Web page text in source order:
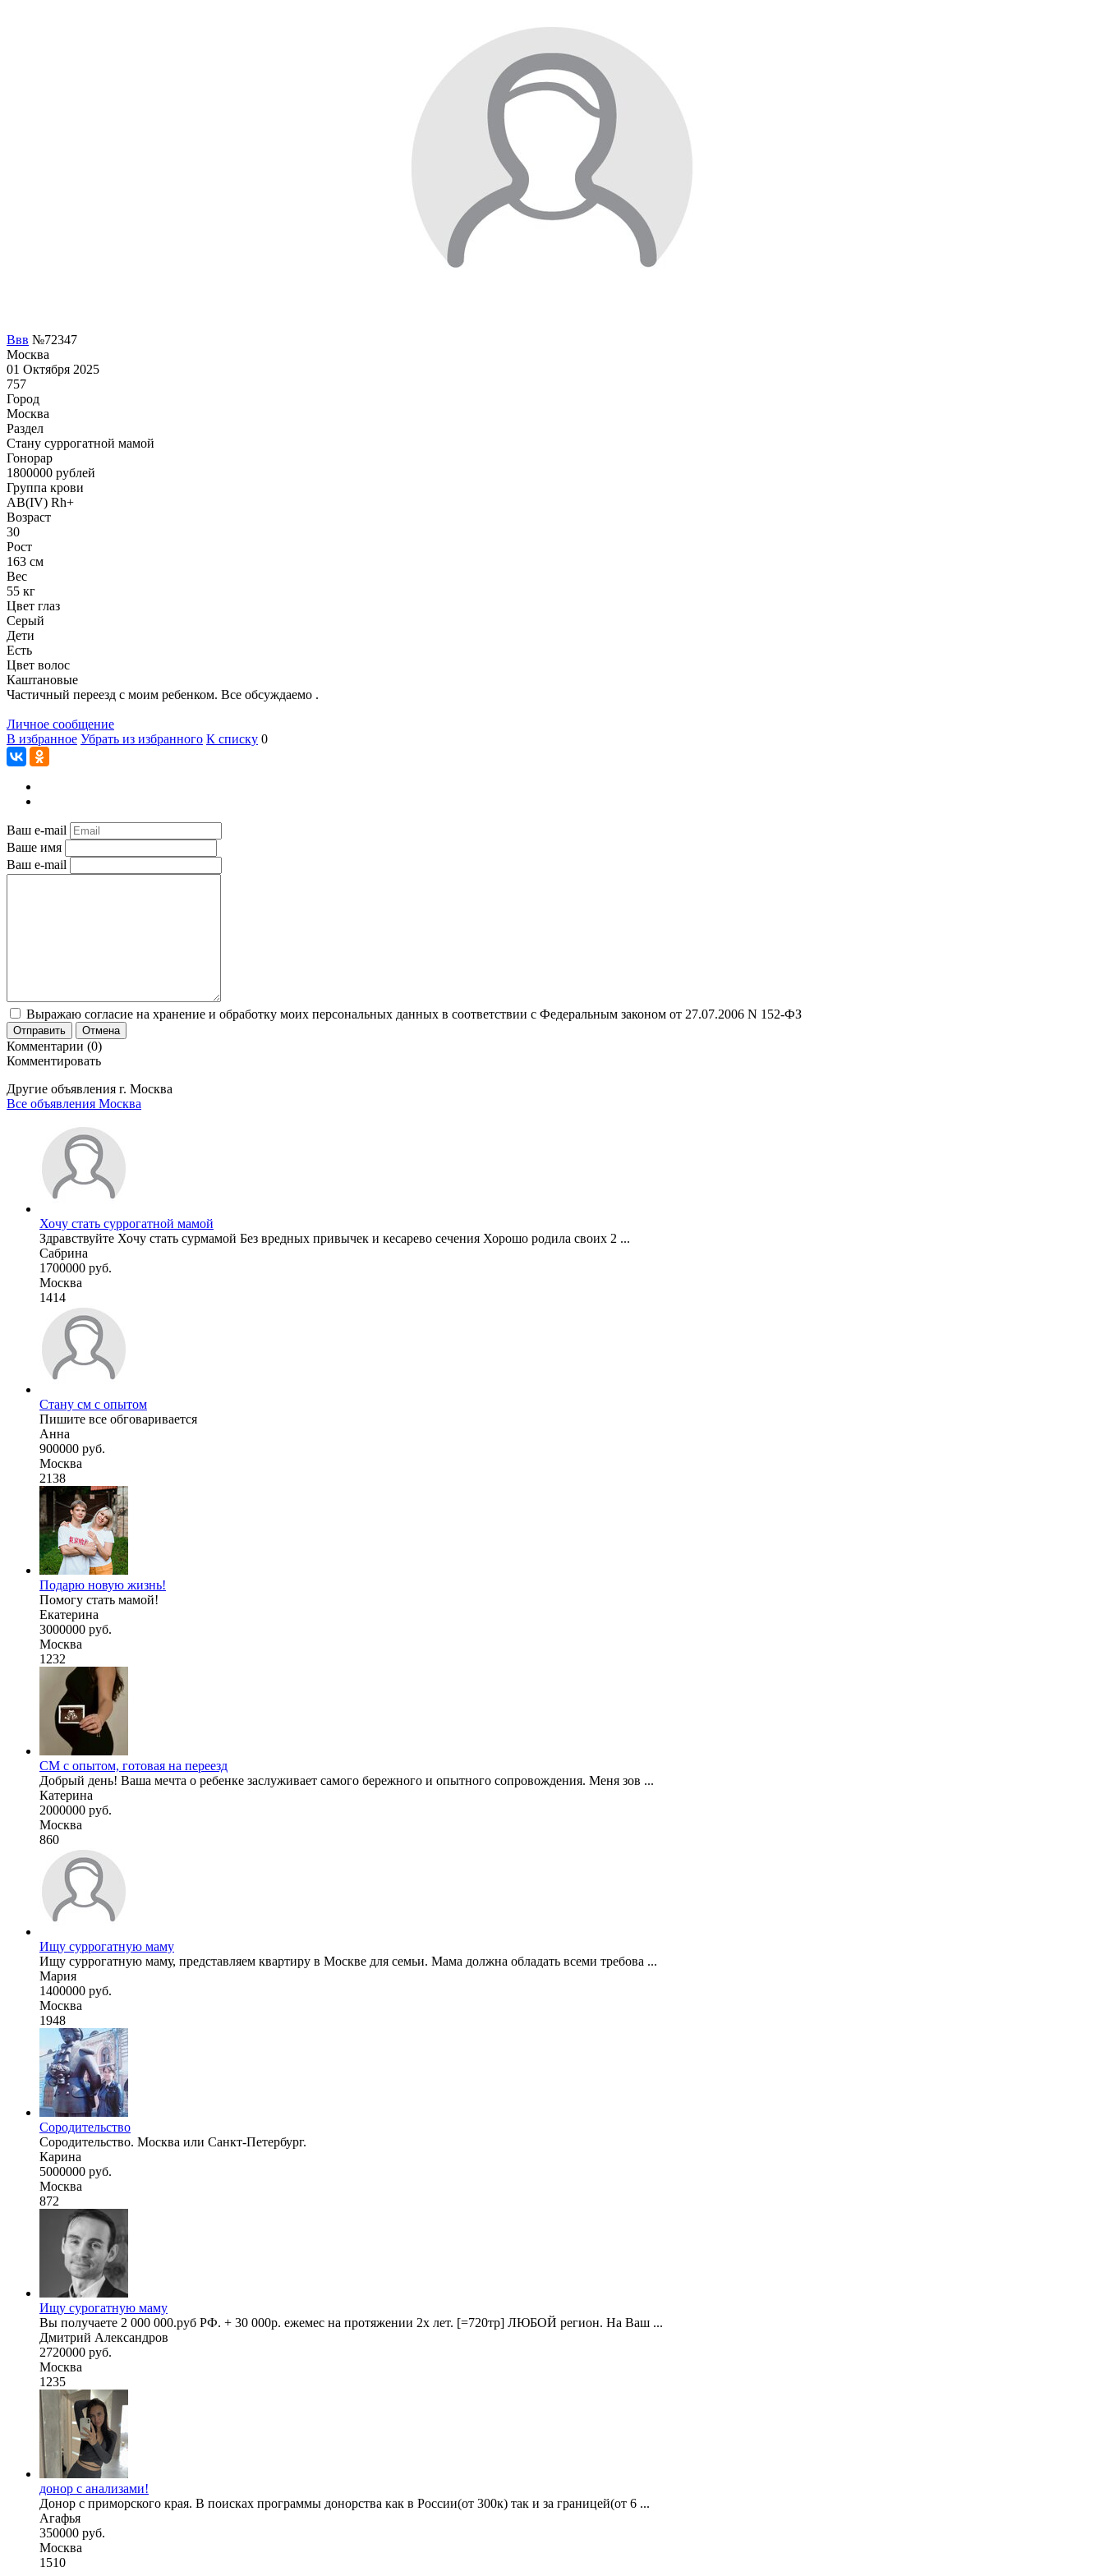
Ввв №72347
Москва
01 Октября 2025
757
Город
Москва
Раздел
Cтану суррогатной мамой
Гонoрар
1800000 рублей
Группа крови
AB(IV) Rh+
Возраст
30
Рост
163 см
Вес
55 кг
Цвет глаз
Серый
Дети
Есть
Цвет волос
Каштановые
Частичный переезд с моим ребенком. Все обсуждаемо .
Личное сообщение
В избранное Убрать из избранного К списку 0
Ваш e-mail
Ваше имя
Ваш e-mail
Выражаю согласие на хранение и обработку моих персональных данных в соответствии с Федеральным законом от 27.07.2006 N 152-ФЗ
Отправить Отмена
Комментарии (0)
Комментировать
Другие объявления г. Москва
Все объявления Москва
Хочу стать суррогатной мамой
Здравствуйте Хочу стать сурмамой Без вредных привычек и кесарево сечения Хорошо родила своих 2 ...
Сабрина
1700000 руб.
Москва
1414
Стану см с опытом
Пишите все обговаривается
Анна
900000 руб.
Москва
2138
Подарю новую жизнь!
Помогу стать мамой!
Екатерина
3000000 руб.
Москва
1232
СМ с опытом, готовая на переезд
Добрый день! Ваша мечта о ребенке заслуживает самого бережного и опытного сопровождения. Меня зов ...
Катерина
2000000 руб.
Москва
860
Ищу суррогатную маму
Ищу суррогатную маму, представляем квартиру в Москве для семьи. Мама должна обладать всеми требова ...
Мария
1400000 руб.
Москва
1948
Сородительство
Сородительство. Москва или Санкт-Петербург.
Карина
5000000 руб.
Москва
872
Ищу сурогатную маму
Вы получаете 2 000 000.руб РФ. + 30 000р. ежемес на протяжении 2х лет. [=720тр] ЛЮБОЙ регион. На Ваш ...
Дмитрий Александров
2720000 руб.
Москва
1235
донор с анализами!
Донор с приморского края. В поисках программы донорства как в России(от 300к) так и за границей(от 6 ...
Агафья
350000 руб.
Москва
1510